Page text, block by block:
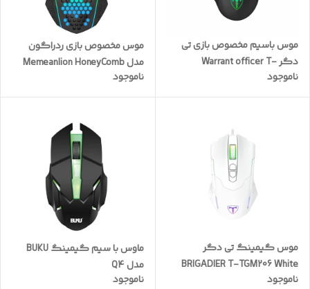
موس باسیم مخصوص بازی تی
دگر Warrant officer T-
TGM203
ناموجود
موس مخصوص بازی ردراگون
مدل Memeanlion HoneyComb
M809-K
ناموجود
موس گیمینگ تی دگر
BRIGADIER T-TGM206 White
ناموجود
ماوس با سیم گیمینگ BUKU
مدل Q4
ناموجود